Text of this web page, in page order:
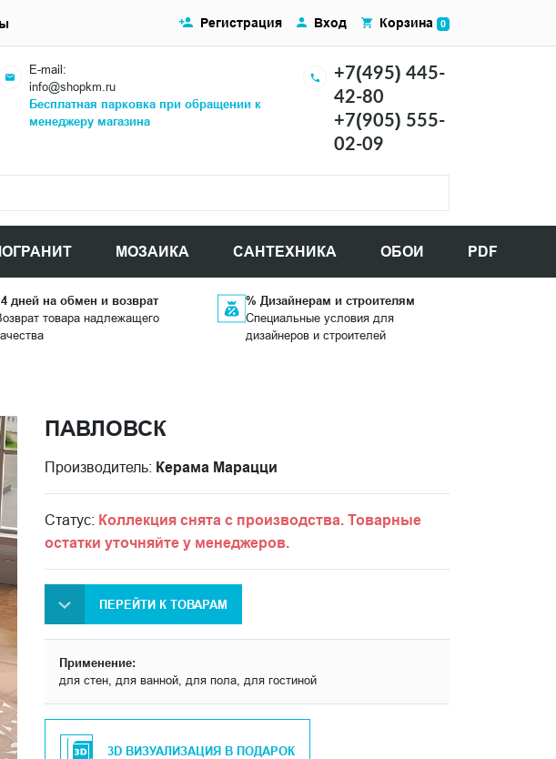
E-mail:
info@shopkm.ru
Бесплатная парковка при обращении к
менеджеру магазина
+7(495) 445-
42-80
+7(905) 555-
02-09
МОЗАИКА САНТЕХНИКА ОБОИ PDF
Регистрация Вход Корзина 0
дней на обмен и возврат
товара надлежащего
% Дизайнерам и строителям
Специальные условия для
дизайнеров и строителей
ПАВЛОВСК
Производитель: Керама Марацци
Статус: Коллекция снята с производства. Товарные
остатки уточняйте у менеджеров.
ПЕРЕЙТИ К ТОВАРАМ
Применение:
для стен, для ванной, для пола, для гостиной
3D ВИЗУАЛИЗАЦИЯ В ПОДАРОК